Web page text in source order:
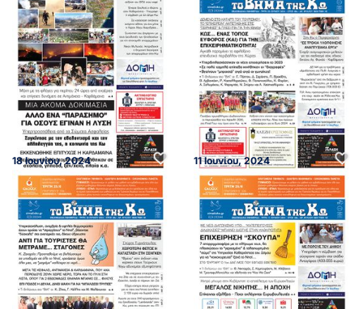
18 Ιουνίου, 2024 11 Ιουνίου, 2024